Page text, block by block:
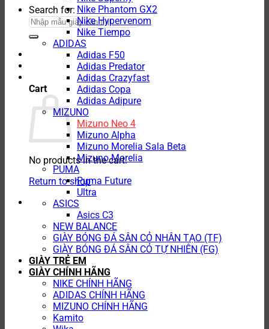
Search for:
Cart
No products in the cart.
Return to shop
Nike Phantom GX2
Nike Hypervenom
Nike Tiempo
ADIDAS
Adidas F50
Adidas Predator
Adidas Crazyfast
Adidas Copa
Adidas Adipure
MIZUNO
Mizuno Neo 4
Mizuno Alpha
Mizuno Morelia Sala Beta
Mizuno Morelia
PUMA
Puma Future
Ultra
ASICS
Asics C3
NEW BALANCE
GIÀY BÓNG ĐÁ SÂN CỎ NHÂN TẠO (TF)
GIÀY BÓNG ĐÁ SÂN CỎ TỰ NHIÊN (FG)
GIÀY TRẺ EM
GIÀY CHÍNH HÃNG
NIKE CHÍNH HÃNG
ADIDAS CHÍNH HÃNG
MIZUNO CHÍNH HÃNG
Kamito